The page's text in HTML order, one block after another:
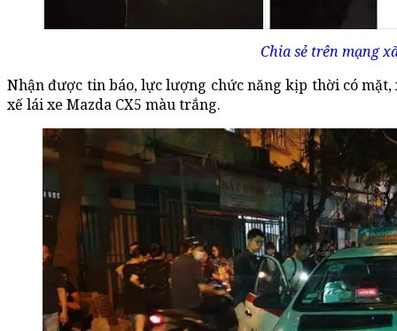
Chia sẻ trên mạng
Nhận được tin báo, lực lượng chức năng kịp thời có
xế lái xe Mazda CX5 màu trắng.